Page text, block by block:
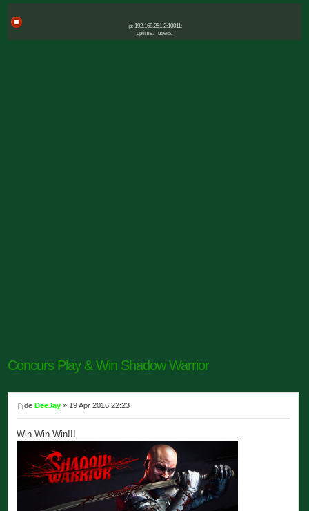
ip: 192.168.251.2:10011:
uptime:
users:
Concurs Play & Win Shadow Warrior
deDeeJay » 19 Apr 2016 22:23
Win Win Win!!!